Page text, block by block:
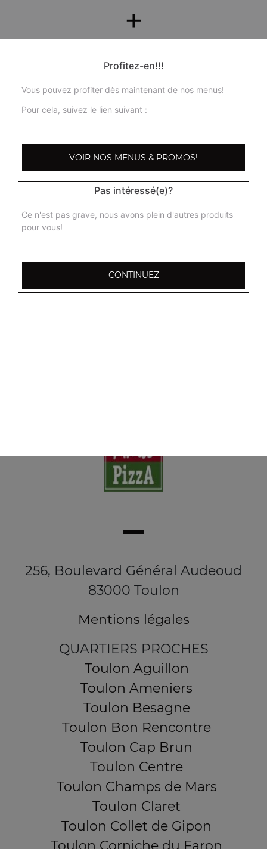
+
Nos Desserts
barre glacée mars, barre glacée twix, barre snickers
+
256, Boulevard Général Audeoud
83000 Toulon
Mentions légales
QUARTIERS PROCHES
Toulon Aguillon
Toulon Ameniers
Toulon Besagne
Toulon Bon Rencontre
Toulon Cap Brun
Toulon Centre
Toulon Champs de Mars
Toulon Claret
Toulon Collet de Gipon
Toulon Corniche du Faron
Profitez-en!!!
Vous pouvez profiter dès maintenant de nos menus!
Pour cela, suivez le lien suivant :
VOIR NOS MENUS & PROMOS!
Pas intéressé(e)?
Ce n'est pas grave, nous avons plein d'autres produits
pour vous!
CONTINUEZ